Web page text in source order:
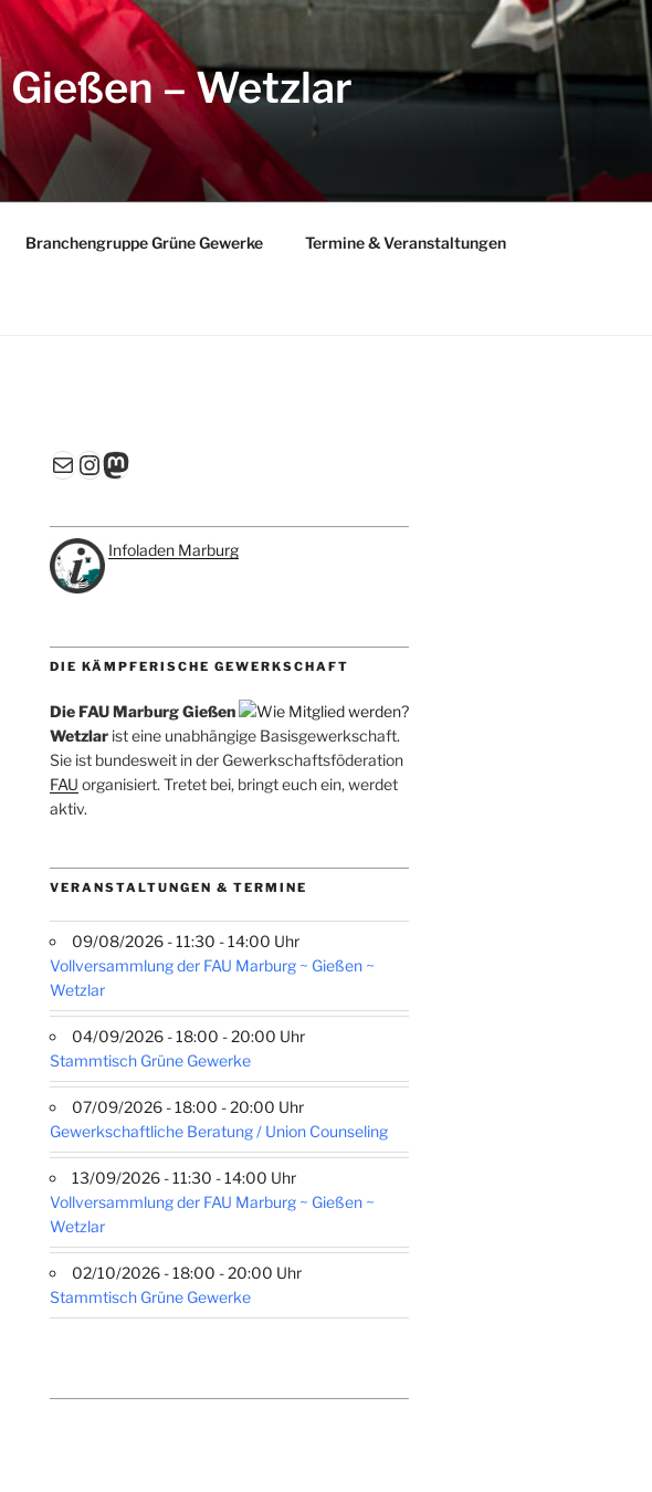
– Wetzlar
Branchengruppe Grüne Gewerke Termine & Veranstaltungen
E-MailInstagram
Mastodon
Infoladen Marburg
DIE KÄMPFERISCHE GEWERKSCHAFT
Die FAU Marburg Gießen
Wetzlarist eine unabhängige Basisgewerkschaft.
Sie ist bundesweit in der Gewerkschaftsföderation
FAU organisiert. Tretet bei, bringt euch ein, werdet
aktiv.
VERANSTALTUNGEN & TERMINE
09/08/2026 - 11:30 - 14:00 Uhr
Vollversammlung der FAU Marburg ~ Gießen ~
Wetzlar
04/09/2026 - 18:00 - 20:00 Uhr
Stammtisch Grüne Gewerke
07/09/2026 - 18:00 - 20:00 Uhr
Gewerkschaftliche Beratung / Union Counseling
13/09/2026 - 11:30 - 14:00 Uhr
Vollversammlung der FAU Marburg ~ Gießen ~
Wetzlar
02/10/2026 - 18:00 - 20:00 Uhr
Stammtisch Grüne Gewerke